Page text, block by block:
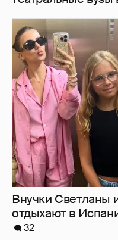
Внучки Светланы
отдыхают в
32